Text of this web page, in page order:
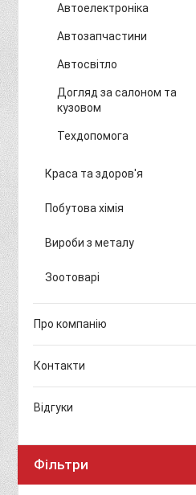
Автоелектроніка
Автозапчастини
Автосвітло
Догляд за салоном та
кузовом
Техдопомога
Краса та здоров'я
Побутова хімія
Вироби з металу
Зоотоварі
Про компанію
Контакти
Відгуки
Фільтри